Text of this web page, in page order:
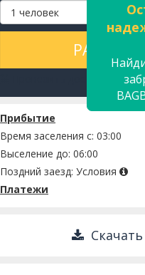
Проверить доступность
Прибытие
Время заселения с: 03:00
Выселение до: 06:00
Поздний заезд: Условия
Платежи
Скачать